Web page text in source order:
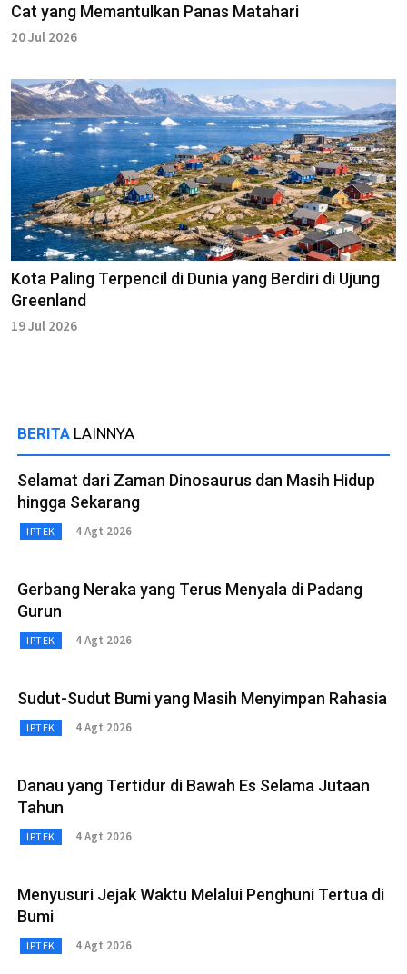
Cat yang Memantulkan Panas Matahari
20 Jul 2026
Kota Paling Terpencil di Dunia yang Berdiri di Ujung
Greenland
19 Jul 2026
BERITA LAINNYA
Selamat dari Zaman Dinosaurus dan Masih Hidup
hingga Sekarang
IPTEK 4 Agt 2026
Gerbang Neraka yang Terus Menyala di Padang
Gurun
IPTEK 4 Agt 2026
Sudut-Sudut Bumi yang Masih Menyimpan Rahasia
IPTEK 4 Agt 2026
Danau yang Tertidur di Bawah Es Selama Jutaan
Tahun
IPTEK 4 Agt 2026
Menyusuri Jejak Waktu Melalui Penghuni Tertua di
Bumi
IPTEK 4 Agt 2026